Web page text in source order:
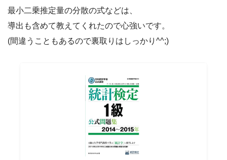
最小二乗推定量の分散の式などは、
導出も含めて教えてくれたので心強いです。
(間違うこともあるので裏取りはしっかり^^;)